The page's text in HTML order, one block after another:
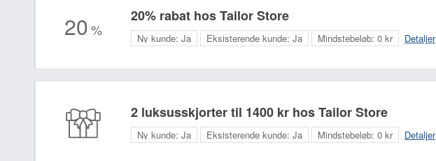
20%
20% rabat hos Tailor Store
Ny kunde: Ja Eksisterende kunde: Ja Mindstebeløb: 0 kr Detaljer
2 luksusskjorter til 1400 kr hos Tailor Store
Ny kunde: Ja Eksisterende kunde: Ja Mindstebeløb: 0 kr Detaljer